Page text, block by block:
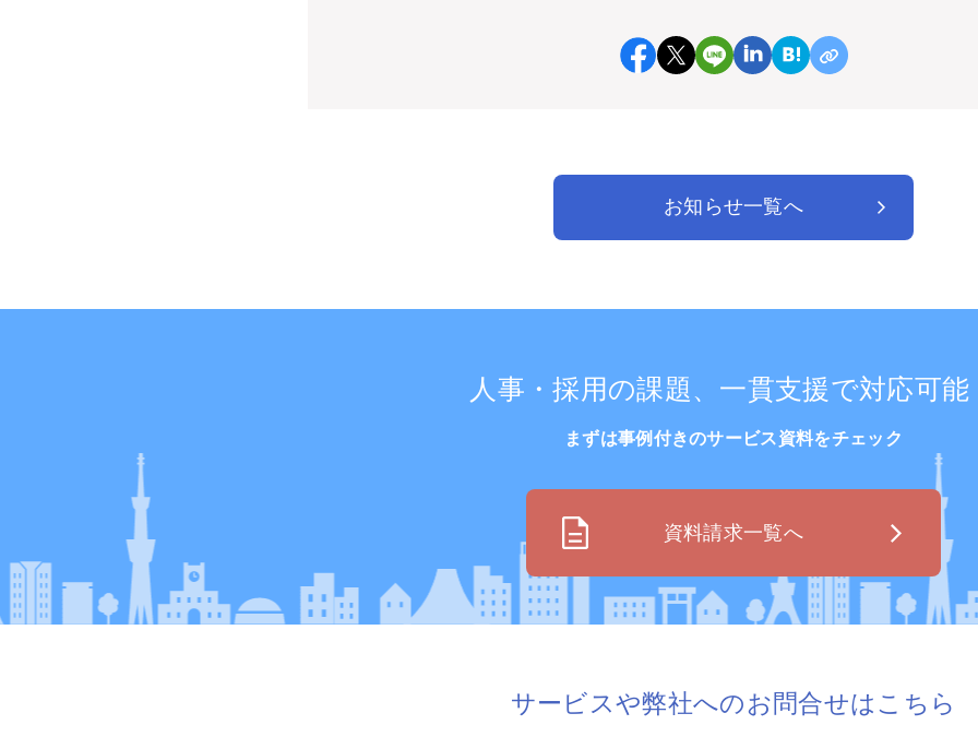
お知らせ一覧へ
人事・採用の課題、 一貫支援で対応可能
まずは事例付きのサービス資料をチェック
資料請求一覧へ
サービスや弊社へのお問合せはこちら